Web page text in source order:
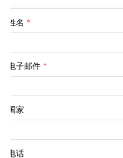
姓名 *
电子邮件 *
国家
电话